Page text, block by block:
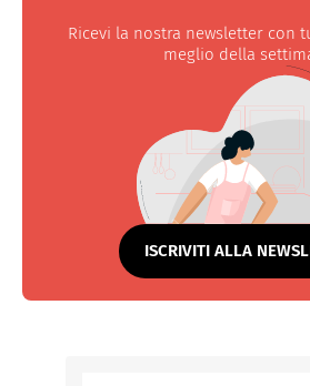
Ricevi la nostra newsletter con
meglio della
ISCRIVITI ALLA